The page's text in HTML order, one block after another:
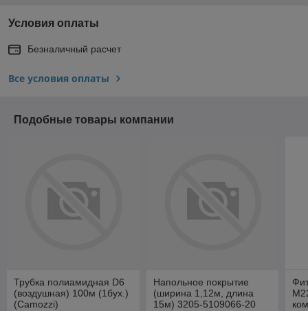
Условия оплаты
Безналичный расчет
Все условия оплаты
Подобные товары компании
Трубка полиамидная D6
(воздушная) 100м (1бух.)
(Camozzi)
Напольное покрытие
(ширина 1,12м, длина
15м) 3205-5109066-20